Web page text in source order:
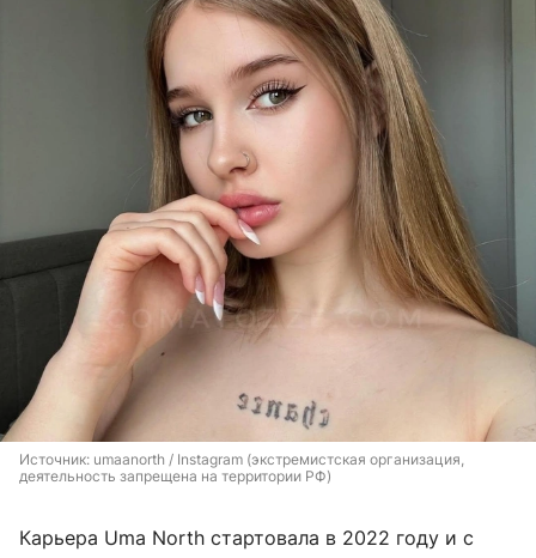
Источник: umaanorth / Instagram (экстремистская организация,
деятельность запрещена на территории РФ)
Карьера Uma North стартовала в 2022 году и с